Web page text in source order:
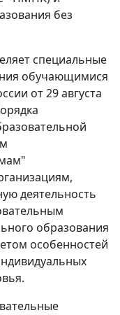
без
специальные
обучающимися
от 29 августа
деятельность
образования
особенностей